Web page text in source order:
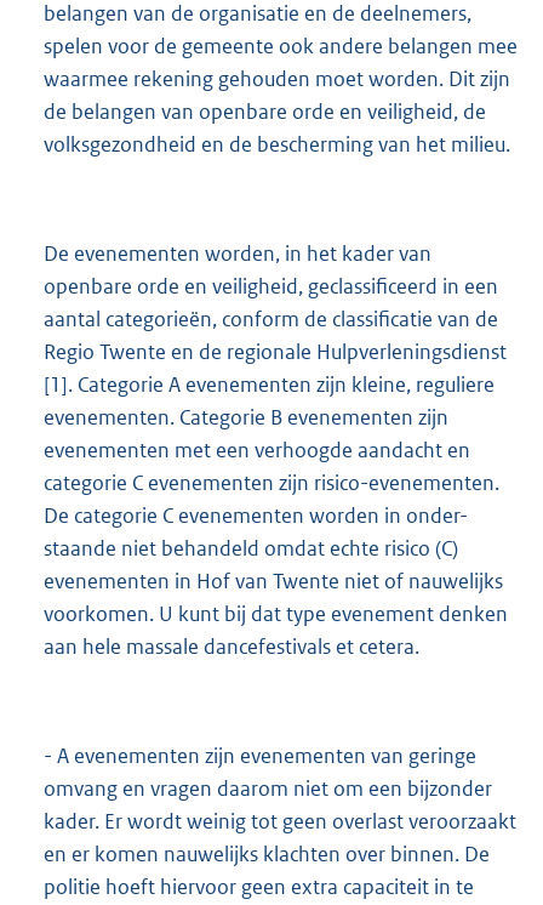
belangen van de organisatie en de deelnemers,
spelen voor de gemeente ook andere belangen mee
waarmee rekening gehouden moet worden. Dit zijn
de belangen van openbare orde en veiligheid, de
volksgezondheid en de bescherming van het milieu.
De evenementen worden, in het kader van
openbare orde en veiligheid, geclassificeerd in een
aantal categorieën, conform de classificatie van de
Regio Twente en de regionale Hulpverleningsdienst
[1]. Categorie A evenementen zijn kleine, reguliere
evenementen. Categorie B evenementen zijn
evenementen met een verhoogde aandacht en
categorie C evenementen zijn risico-evenementen.
De categorie C evenementen worden in onder-
staande niet behandeld omdat echte risico (C)
evenementen in Hof van Twente niet of nauwelijks
voorkomen. U kunt bij dat type evenement denken
aan hele massale dancefestivals et cetera.
- A evenementen zijn evenementen van geringe
omvang en vragen daarom niet om een bijzonder
kader. Er wordt weinig tot geen overlast veroorzaakt
en er komen nauwelijks klachten over binnen. De
politie hoeft hiervoor geen extra capaciteit in te